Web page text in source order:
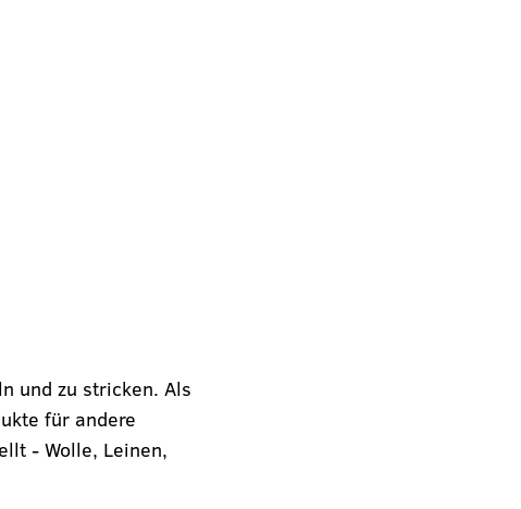
und zu stricken. Als
für andere
- Wolle, Leinen,